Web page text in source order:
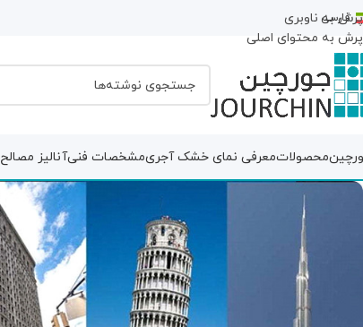
پرش به ناوبری
پرش به محتوای اصلی
فارسی
محصولاتمعرفی نمای خشک آجریمشخصات فنیآنالیز مصالح